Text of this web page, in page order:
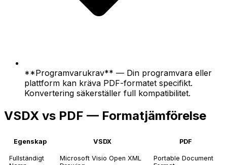
**Programvarukrav** — Din programvara eller
plattform kan kräva PDF-formatet specifikt.
Konvertering säkerställer full kompatibilitet.
VSDX vs PDF — Formatjämförelse
Egenskap VSDX PDF
Fullständigt
Microsoft Visio Open XML
Portable Document